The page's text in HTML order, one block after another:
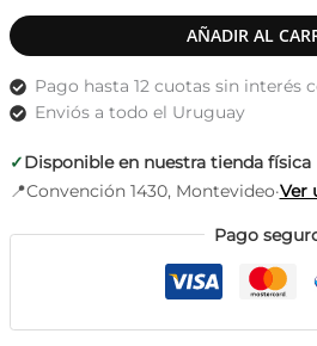
de
encaje
–
Pack
x3
cantidad
AÑADIR AL
Pago hasta 12 cuotas sin interés
Enviós a todo el Uruguay
✓Disponible en nuestra tienda física
📍Convención 1430, Montevideo·Ver
Pago